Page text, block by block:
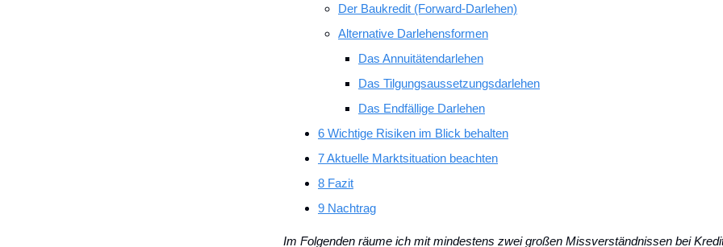
Der Baukredit (Forward-Darlehen)
Alternative Darlehensformen
Das Annuitätendarlehen
Das Tilgungsaussetzungsdarlehen
Das Endfällige Darlehen
6 Wichtige Risiken im Blick behalten
7 Aktuelle Marktsituation beachten
8 Fazit
9 Nachtrag
Im Folgenden räume ich mit mindestens zwei großen Missverständnissen bei